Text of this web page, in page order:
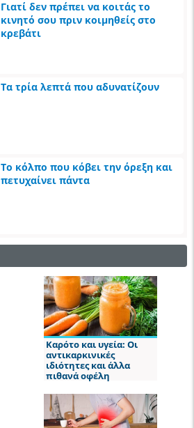
Γιατί δεν πρέπει να κοιτάς το
κινητό σου πριν κοιμηθείς στο
κρεβάτι
Τα τρία λεπτά που αδυνατίζουν
Το κόλπο που κόβει την όρεξη και
πετυχαίνει πάντα
Καρότο και υγεία: Οι
αντικαρκινικές
ιδιότητες και άλλα
πιθανά οφέλη